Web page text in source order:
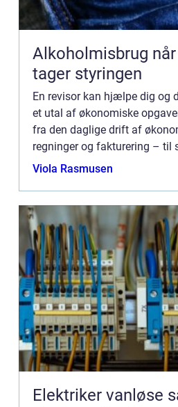
Alkoholmisbrug når alkoholen
tager styringen
En revisor kan hjælpe dig og
et utal af økonomiske
fra den daglige drift af
regninger og fakturering – til
som generationsskifte,
Viola Rasmusen
Elektriker vanløse sådan vælger